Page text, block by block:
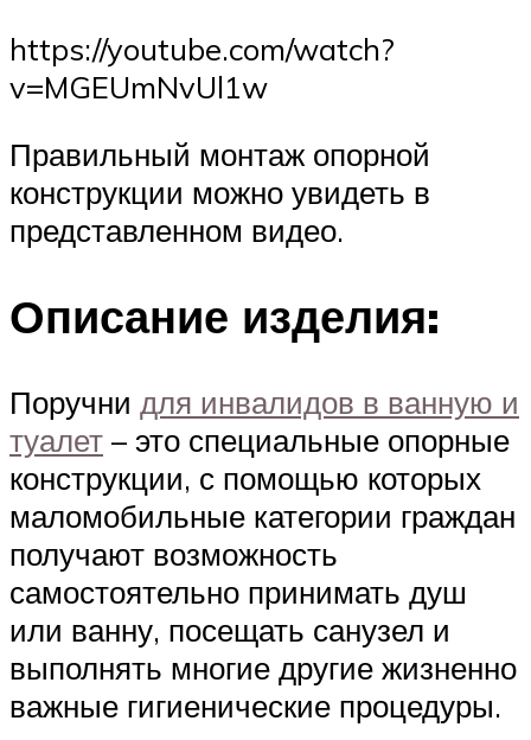
https://youtube.com/watch?
v=MGEUmNvUl1w
Правильный монтаж опорной
конструкции можно увидеть в
представленном видео.
Описание изделия:
Поручни для инвалидов в ванную и
туалет – это специальные опорные
конструкции, с помощью которых
маломобильные категории граждан
получают возможность
самостоятельно принимать душ
или ванну, посещать санузел и
выполнять многие другие жизненно
важные гигиенические процедуры.